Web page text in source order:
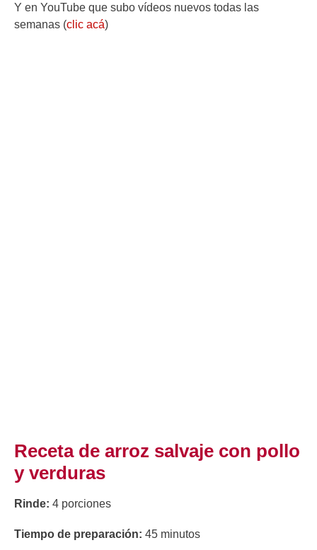
Y en YouTube que subo vídeos nuevos todas las
semanas (clic acá)
Receta de arroz salvaje con pollo
y verduras
Rinde: 4 porciones
Tiempo de preparación: 45 minutos